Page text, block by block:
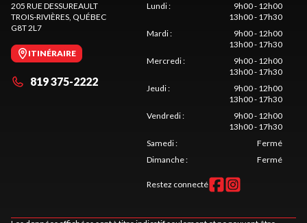
205 RUE DESSUREAULT
TROIS-RIVIÈRES, QUÉBEC
G8T 2L7
ITINÉRAIRE
819 375-2222
Lundi:
9h00 - 12h00
13h00 - 17h30
Mardi:
9h00 - 12h00
13h00 - 17h30
Mercredi:
9h00 - 12h00
13h00 - 17h30
Jeudi:
9h00 - 12h00
13h00 - 17h30
Vendredi:
9h00 - 12h00
13h00 - 17h30
Samedi:
Fermé
Dimanche: Fermé
Restez connecté